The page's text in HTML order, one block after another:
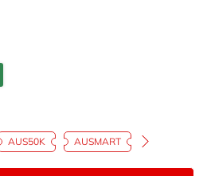
AUS50K AUSMART